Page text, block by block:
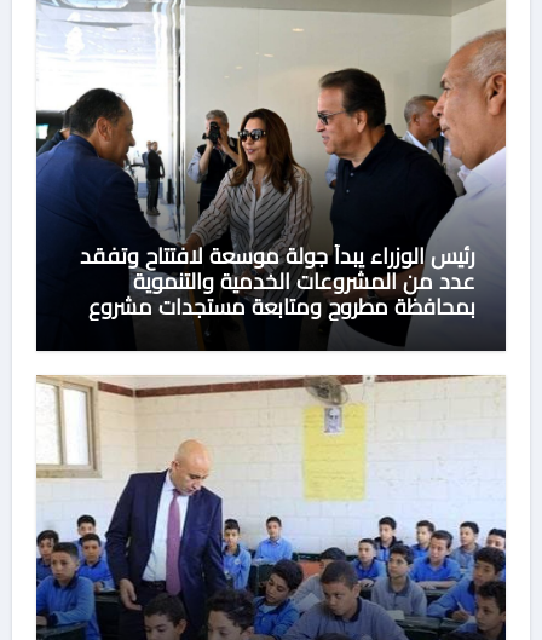
رئيس الوزراء يبدأ جولة موسعة لافتتاح وتفقد
عدد من المشروعات الخدمية والتنموية
بمحافظة مطروح ومتابعة مستجدات مشروع
تنمية وتطوير منطقة علم الروم